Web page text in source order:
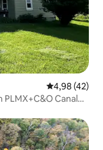
4,98 (42)
PLMX+C&O Canal